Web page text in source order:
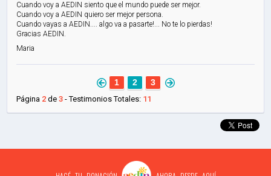
Cuando voy a AEDIN siento que el mundo puede ser mejor.
Cuando voy a AEDIN quiero ser mejor persona.
Cuando vayas a AEDIN.... algo va a pasarte!... No te lo pierdas!
Gracias AEDIN.
Maria
1 2 3
Página 2 de3 - Testimonios Totales: 11